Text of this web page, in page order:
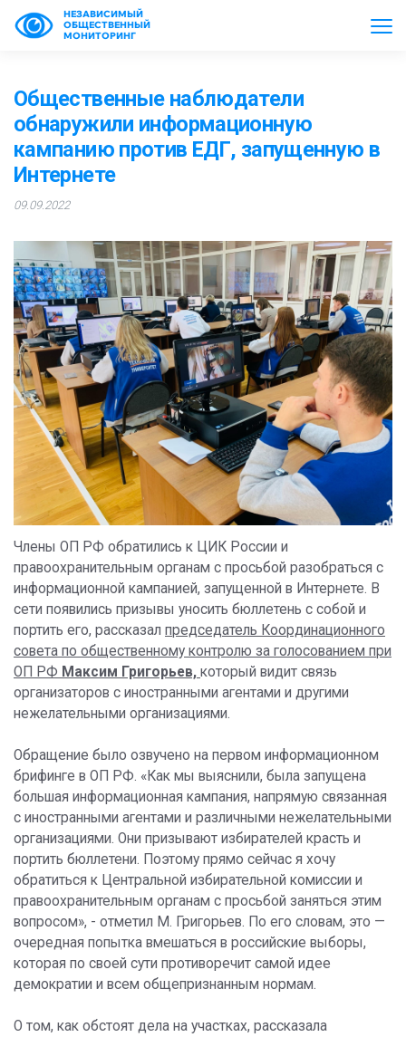
НЕЗАВИСИМЫЙ
ОБЩЕСТВЕННЫЙ
МОНИТОРИНГ
Общественные наблюдатели
обнаружили информационную
кампанию против ЕДГ, запущенную в
Интернете
09.09.2022
Члены ОП РФ обратились к ЦИК России и
правоохранительным органам с просьбой разобраться с
информационной кампанией, запущенной в Интернете. В
сети появились призывы уносить бюллетень с собой и
портить его, рассказал председатель Координационного
совета по общественному контролю за голосованием при
ОП РФ Максим Григорьев, который видит связь
организаторов с иностранными агентами и другими
нежелательными организациями.
Обращение было озвучено на первом информационном
брифинге в ОП РФ. «Как мы выяснили, была запущена
большая информационная кампания, напрямую связанная
с иностранными агентами и различными нежелательными
организациями. Они призывают избирателей красть и
портить бюллетени. Поэтому прямо сейчас я хочу
обратиться к Центральной избирательной комиссии и
правоохранительным органам с просьбой заняться этим
вопросом», - отметил М. Григорьев. По его словам, это —
очередная попытка вмешаться в российские выборы,
которая по своей сути противоречит самой идее
демократии и всем общепризнанным нормам.
О том, как обстоят дела на участках, рассказала